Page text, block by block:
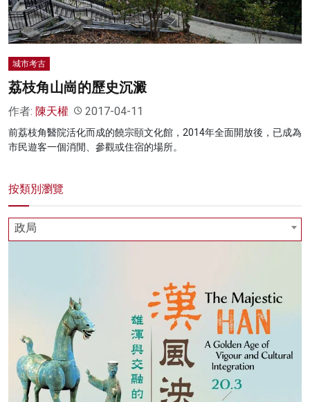
城市考古
荔枝角山崗的歷史沉澱
作者: 陳天權 2017-04-11
前荔枝角醫院活化而成的饒宗頤文化館，2014年全面開放後，已成為
市民遊客一個消閒、參觀或住宿的場所。
按類別瀏覽
政局